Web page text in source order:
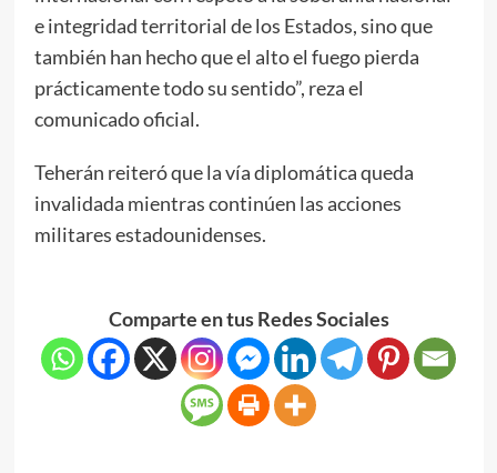
e integridad territorial de los Estados, sino que
también han hecho que el alto el fuego pierda
prácticamente todo su sentido”, reza el
comunicado oficial.
Teherán reiteró que la vía diplomática queda
invalidada mientras continúen las acciones
militares estadounidenses.
Comparte en tus Redes Sociales